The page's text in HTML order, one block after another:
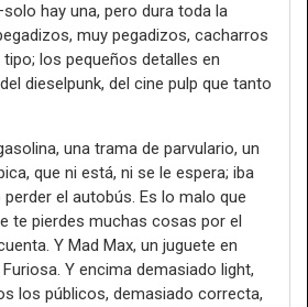
hay una, pero dura toda la
muy pegadizos, cacharros
los pequeños detalles en
dieselpunk, del cine pulp que tanto
una trama de parvulario, un
que ni está, ni se le espera; iba
el autobús. Es lo malo que
te pierdes muchas cosas por el
Y Mad Max, un juguete en
Y encima demasiado light,
los públicos, demasiado correcta,